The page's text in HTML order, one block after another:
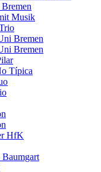
Musik
Bremen
Bremen
Típica
HfK
Baumgart